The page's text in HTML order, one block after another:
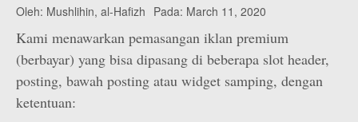
Oleh: Mushlihin, al-Hafizh Pada: March 11, 2020
Kami menawarkan pemasangan iklan premium
(berbayar) yang bisa dipasang di beberapa slot header,
posting, bawah posting atau widget samping, dengan
ketentuan: